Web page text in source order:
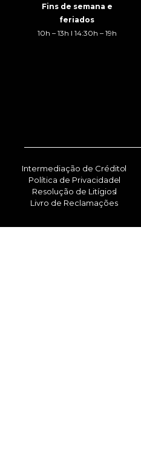
Fins de semana e
feriados
10h – 13h I 14:30h – 19h
Intermediação de Crédito
Política de Privacidade
Resolução de Litígios
Livro de Reclamações